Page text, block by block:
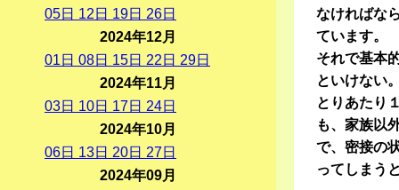
なければな
ています。
それで基本
といけない
とりあたり
も、家族以
で、密接の
ってしまう
05日 12 日 19日 26日
2024年12月
01 日 08日 15日 22 日 29日
2024年11月
03日 10日 17日 24日
2024年10月
06日 13日 20日 27日
2024年09月